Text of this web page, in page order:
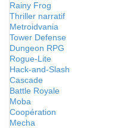
Rainy Frog
Thriller narratif
Metroidvania
Tower Defense
Dungeon RPG
Rogue-Lite
Hack-and-Slash
Cascade
Battle Royale
Moba
Coopération
Mecha